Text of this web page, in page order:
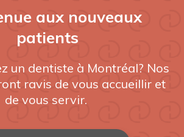
aux nouveaux
patients
un dentiste à Montréal? Nos
ravis de vous accueillir et
de vous servir.